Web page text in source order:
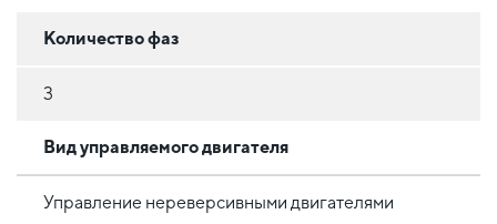
Количество фаз
3
Вид управляемого двигателя
Управление нереверсивными двигателями